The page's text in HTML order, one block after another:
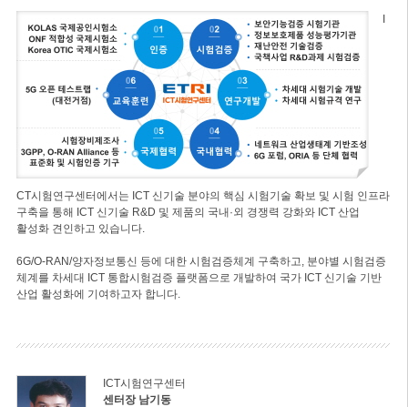
CT시험연구센터에서는 ICT 신기술 분야의 핵심 시험기술 확보 및 시험 인프라
구축을 통해 ICT 신기술 R&D 및 제품의 국내·외 경쟁력 강화와 ICT 산업
활성화 견인하고 있습니다.
6G/O-RAN/양자정보통신 등에 대한 시험검증체계 구축하고, 분야별 시험검증
체계를 차세대 ICT 통합시험검증 플랫폼으로 개발하여 국가 ICT 신기술 기반
산업 활성화에 기여하고자 합니다.
ICT시험연구센터
센터장 남기동